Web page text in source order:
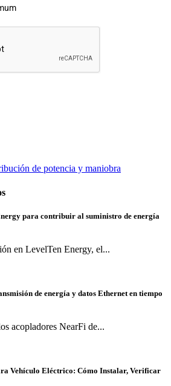
de potencia y maniobra
para contribuir al suministro de energía
en LevelTen Energy, el...
de energía y datos Ethernet en tiempo
acopladores NearFi de...
Vehículo Eléctrico: Cómo Instalar, Verificar